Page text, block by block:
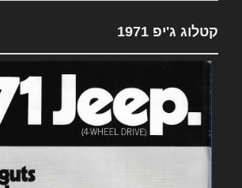
קטלוג ג'יפ 1971